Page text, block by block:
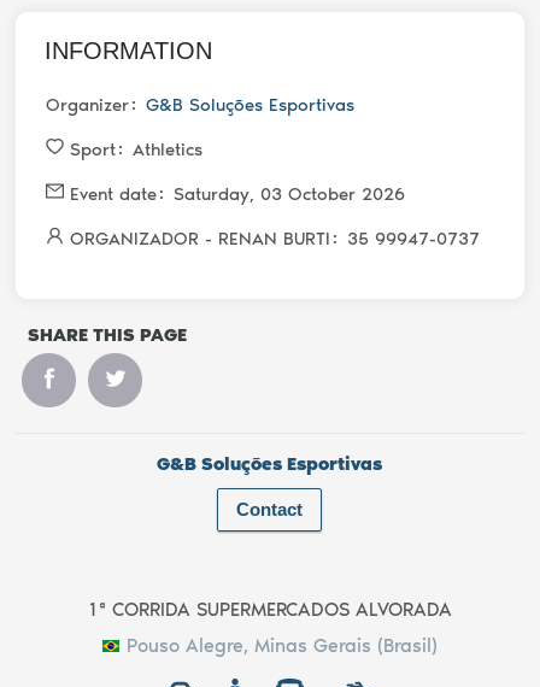
INFORMATION
Organizer G&B Soluções Esportivas
Sport Athletics
Event date Saturday, 03 October 2026
ORGANIZADOR - RENAN BURTI 35 99947-0737
SHARE THIS PAGE
G&B Soluções Esportivas
Contact
1ª CORRIDA SUPERMERCADOS ALVORADA
Pouso Alegre, Minas Gerais (Brasil)